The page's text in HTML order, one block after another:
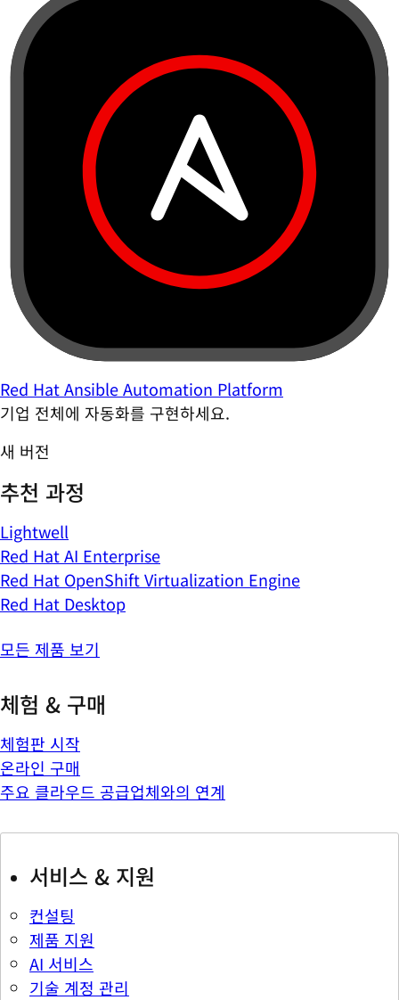
Red Hat Ansible Automation Platform
기업 전체에 자동화를 구현하세요.
새 버전
추천 과정
Lightwell
Red Hat AI Enterprise
Red Hat OpenShift Virtualization Engine
Red Hat Desktop
모든 제품 보기
체험 & 구매
체험판 시작
온라인 구매
주요 클라우드 공급업체와의 연계
서비스 & 지원
컨설팅
제품 지원
AI 서비스
기술 계정 관리